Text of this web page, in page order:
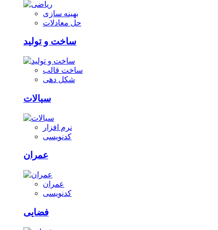
بهینه سازی
حل معادلات
ساخت و تولید
ساخت قالب
شکل دهی
سیالات
نرم افزار
کدنویسی
عمران
عمران
کدنویسی
فضایی